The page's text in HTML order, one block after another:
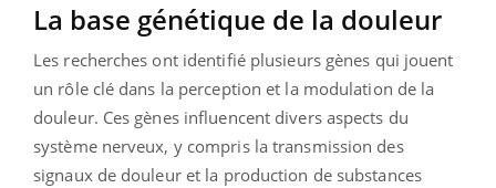
La base génétique de la douleur
Les recherches ont identifié plusieurs gènes qui jouent
un rôle clé dans la perception et la modulation de la
douleur. Ces gènes influencent divers aspects du
système nerveux, y compris la transmission des
signaux de douleur et la production de substances